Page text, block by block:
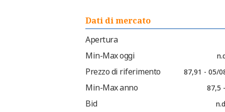
Dati di mercato
Apertura
Min-Max oggi
Prezzo di riferimento 87,91 - 05/
Min-Max anno 87,5
Bid